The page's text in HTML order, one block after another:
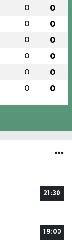
0 0
0 0
0 0
0 0
0 0
0 0
21:30
19:00